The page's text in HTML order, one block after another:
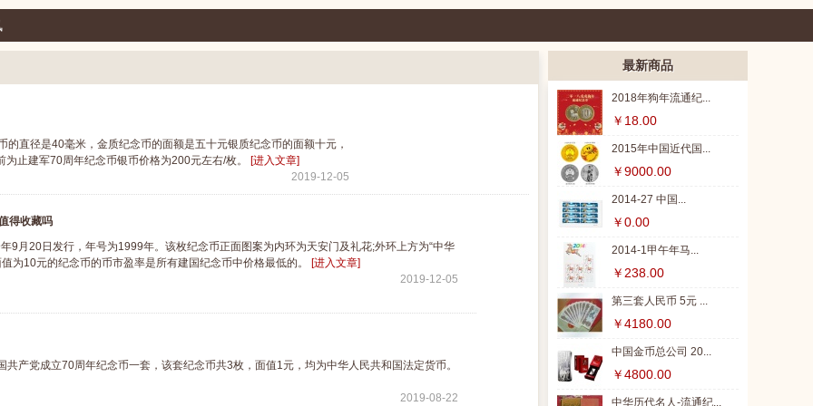
直径是40毫米，金质纪念币的面额是五十元银质纪念币的面额十元，
止建军70周年纪念币银币价格为200元左右/枚。 [进入文章]
2019-12-05
得收藏吗
20日发行，年号为1999年。该枚纪念币正面图案为内环为天安门及礼花;外环上方为“中华
为10元的纪念币的币市盈率是所有建国纪念币中价格最低的。 [进入文章]
2019-12-05
党成立70周年纪念币一套，该套纪念币共3枚，面值1元，均为中华人民共和国法定货币。
2019-08-22
最新商品
2018年狗年流通纪...
￥18.00
2015年中国近代国...
￥9000.00
2014-27 中国...
￥0.00
2014-1甲午年马...
￥238.00
第三套人民币 5元 ...
￥4180.00
中国金币总公司 20...
￥4800.00
中华历代名人-流通纪...